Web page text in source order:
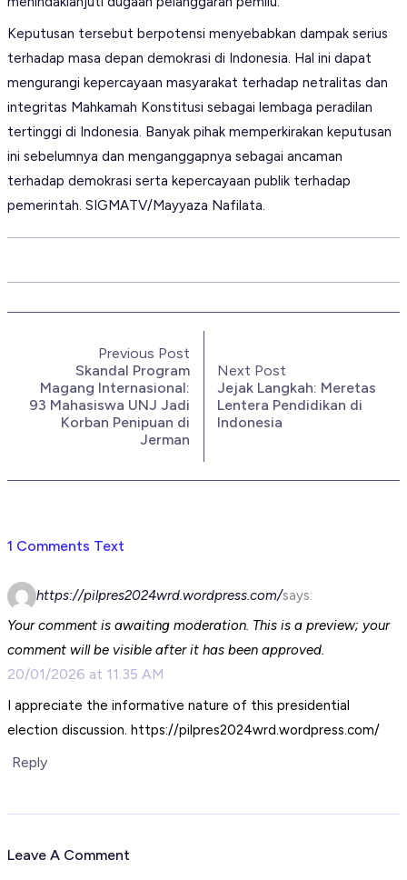
Keputusan tersebut berpotensi menyebabkan dampak serius
terhadap masa depan demokrasi di Indonesia. Hal ini dapat
mengurangi kepercayaan masyarakat terhadap netralitas dan
integritas Mahkamah Konstitusi sebagai lembaga peradilan
tertinggi di Indonesia. Banyak pihak memperkirakan keputusan
ini sebelumnya dan menganggapnya sebagai ancaman
terhadap demokrasi serta kepercayaan publik terhadap
pemerintah. SIGMATV/Mayyaza Nafilata.
Previous Post
Skandal Program
Magang Internasional:
93 Mahasiswa UNJ Jadi
Korban Penipuan di
Jerman
Next Post
Jejak Langkah: Meretas
Lentera Pendidikan di
Indonesia
1 Comments Text
https://pilpres2024wrd.wordpress.com/says:
Your comment is awaiting moderation. This is a preview; your
comment will be visible after it has been approved.
20/01/2026 at 11:35 AM
I appreciate the informative nature of this presidential
election discussion. https://pilpres2024wrd.wordpress.com/
Reply
Leave A Comment